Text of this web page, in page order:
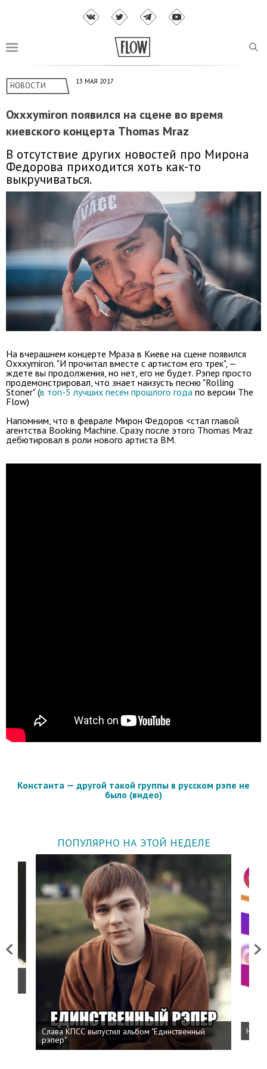
НОВОСТИ 13 МАЯ 2017
Oxxxymiron появился на сцене во время
киевского концерта Thomas Mraz
В отсутствие других новостей про Мирона
Федорова приходится хоть как-то
выкручиваться.
На вчерашнем концерте Мраза в Киеве на сцене появился
Oxxxymiron. "И прочитал вместе с артистом его трек", —
ждете вы продолжения, но нет, его не будет. Рэпер просто
продемонстрировал, что знает наизусть песню "Rolling
Stoner" (в топ-5 лучших песен прошлого года по версии The
Flow)
Напомним, что в феврале Мирон Федоров <стал главой
агентства Booking Machine. Сразу после этого Thomas Mraz
дебютировал в роли нового артиста BM.
Константа — другой такой группы в русском рэпе не
было (видео)
ПОПУЛЯРНО НА ЭТОЙ НЕДЕЛЕ
Previous
Слава КПСС выпустил альбом "Единственный
рэпер"
Next